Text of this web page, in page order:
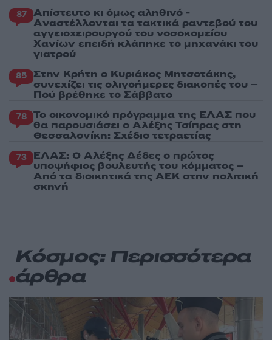
87 Απίστευτο κι όμως αληθινό -
Aναστέλλονται τα τακτικά ραντεβού του
αγγειοχειρουργού του νοσοκομείου
Χανίων επειδή κλάπηκε το μηχανάκι του
γιατρού
85 Στην Κρήτη ο Κυριάκος Μητσοτάκης,
συνεχίζει τις ολιγοήμερες διακοπές του –
Πού βρέθηκε το Σάββατο
78 Το οικονομικό πρόγραμμα της ΕΛΑΣ που
θα παρουσιάσει ο Αλέξης Τσίπρας στη
Θεσσαλονίκη: Σχέδιο τετραετίας
73 ΕΛΑΣ: Ο Αλέξης Δέδες ο πρώτος
υποψήφιος βουλευτής του κόμματος –
Από τα διοικητικά της ΑΕΚ στην πολιτική
σκηνή
Κόσμος: Περισσότερα
άρθρα